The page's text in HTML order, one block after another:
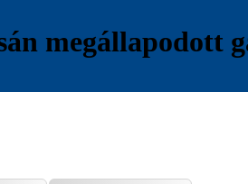
megállapodott